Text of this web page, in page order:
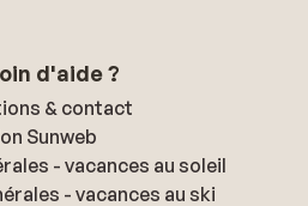
d'aide ?
& contact
Sunweb
- vacances au soleil
- vacances au ski